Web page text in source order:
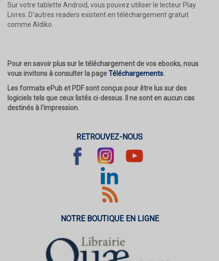
Sur votre tablette Android, vous pouvez utiliser le lecteur Play
Livres. D'autres readers existent en téléchargement gratuit
comme Aldiko.
Pour en savoir plus sur le téléchargement de vos ebooks, nous
vous invitons à consulter la pageTéléchargements.
Les formats ePub et PDF sont conçus pour être lus sur des
logiciels tels que ceux listés ci-dessus. Il ne sont en aucun cas
destinés à l'impression.
RETROUVEZ-NOUS
NOTRE BOUTIQUE EN LIGNE